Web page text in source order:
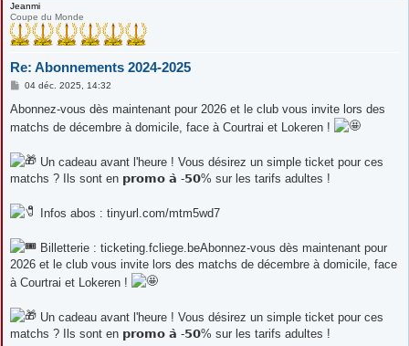
Jeanmi
Coupe du Monde
Re: Abonnements 2024-2025
M
s
a
04 déc. 2025, 14:32
Abonnez-vous dès maintenant pour 2026 et le club vous invite lors des
matchs de décembre à domicile, face à Courtrai et Lokeren !
Un cadeau avant l'heure ! Vous désirez un simple ticket pour ces
matchs ? Ils sont en 𝗽𝗿𝗼𝗺𝗼 𝗮̀ -𝟱𝟬% sur les tarifs adultes !
Infos abos : tinyurl.com/mtm5wd7
Billetterie : ticketing.fcliege.beAbonnez-vous dès maintenant pour
2026 et le club vous invite lors des matchs de décembre à domicile, face
à Courtrai et Lokeren !
Un cadeau avant l'heure ! Vous désirez un simple ticket pour ces
matchs ? Ils sont en 𝗽𝗿𝗼𝗺𝗼 𝗮̀ -𝟱𝟬% sur les tarifs adultes !